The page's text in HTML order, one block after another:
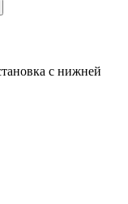
с нижней